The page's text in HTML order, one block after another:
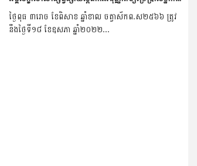
ថ្ងៃពុធ ៣រោច ខែពិសាខ ឆ្នាំខាល ចត្វាស័កព.ស២៥៦៦ ត្រូវ
នឹងថ្ងៃទី១៨ ខែឧសភា ឆ្នាំ២០២២...